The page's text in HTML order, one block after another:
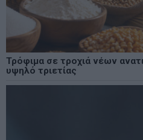
Τρόφιμα σε τροχιά νέων
υψηλό τριετίας